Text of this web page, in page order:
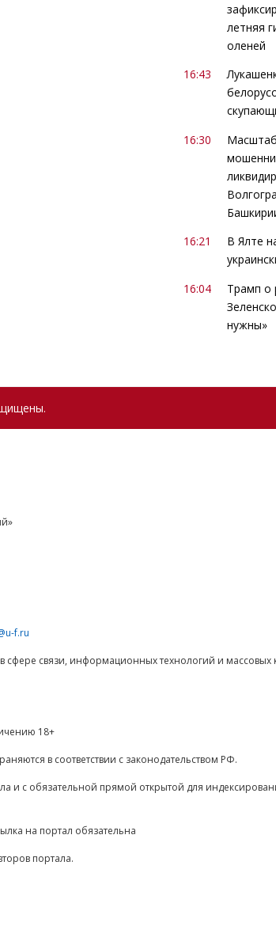
летняя
оленей
16:43
16:30
16:21
В Ялте
16:04
Трамп о
нужны»
f.ru
связи, информационных технологий и
18+
в соответствии с законодательством РФ.
и с обязательной прямой открытой для
на портал обязательна
портала.